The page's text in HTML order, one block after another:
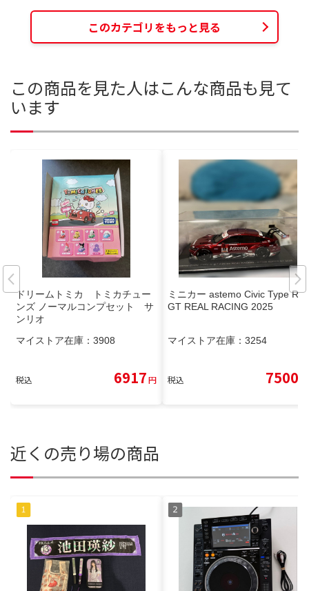
このカテゴリをもっと見る
この商品を見た人はこんな商品も見て
います
ドリームトミカ トミカチュー
ンズ ノーマルコンプセット サ
ンリオ
マイストア在庫： 3908
税込 6917円
ミニカー astemo Civic Type R
GT REAL RACING 2025
マイストア在庫： 3254
税込 7500
近くの売り場の商品